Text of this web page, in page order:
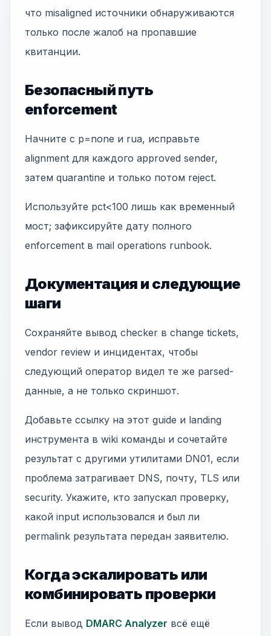
что misaligned источники обнаруживаются
только после жалоб на пропавшие
квитанции.
Безопасный путь
enforcement
Начните с p=none и rua, исправьте
alignment для каждого approved sender,
затем quarantine и только потом reject.
Используйте pct<100 лишь как временный
мост; зафиксируйте дату полного
enforcement в mail operations runbook.
Документация и следующие
шаги
Сохраняйте вывод checker в change tickets,
vendor review и инцидентах, чтобы
следующий оператор видел те же parsed-
данные, а не только скриншот.
Добавьте ссылку на этот guide и landing
инструмента в wiki команды и сочетайте
результат с другими утилитами DN01, если
проблема затрагивает DNS, почту, TLS или
security. Укажите, кто запускал проверку,
какой input использовался и был ли
permalink результата передан заявителю.
Когда эскалировать или
комбинировать проверки
Если вывод DMARC Analyzer всё ещё